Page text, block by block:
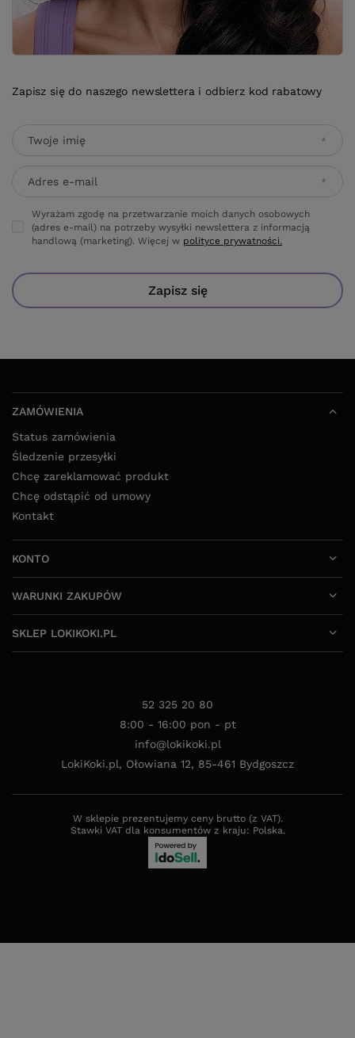
Zapisz się do naszego newslettera i odbierz kod rabatowy
Twoje imię
Adres e-mail
Wyrażam zgodę na przetwarzanie moich danych osobowych
(adres e-mail) na potrzeby wysyłki newslettera z informacją
handlową (marketing). Więcej w polityce prywatności.
Zapisz się
ZAMÓWIENIA
Status zamówienia
Śledzenie przesyłki
Chcę zareklamować produkt
Chcę odstąpić od umowy
Kontakt
KONTO
WARUNKI ZAKUPÓW
SKLEP LOKIKOKI.PL
52 325 20 80
8:00 - 16:00 pon - pt
info@lokikoki.pl
LokiKoki.pl, Ołowiana 12, 85-461 Bydgoszcz
W sklepie prezentujemy ceny brutto (z VAT).
Stawki VAT dla konsumentów z kraju: Polska.